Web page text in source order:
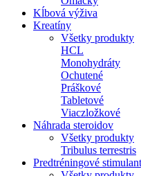
Kĺbová výživa
Kreatíny
Všetky produkty
HCL
Monohydráty
Ochutené
Práškové
Tabletové
Viaczložkové
Náhrada steroidov
Všetky produkty
Tribulus terrestris
Predtréningové